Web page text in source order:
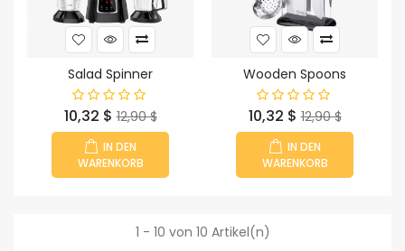
Salad Spinner
Preis
10,32 $ Verkaufspreis
12,90 $
IN DEN
WARENKORB
Wooden Spoons
Preis
10,32 $ Verkaufspreis
12,90 $
IN DEN
WARENKORB
1 - 10 von 10 Artikel(n)